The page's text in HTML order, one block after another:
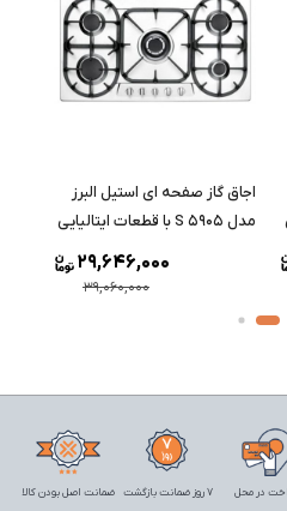
اجاق گاز صفحه ای استیل البرز
مدل S 5905 با قطعات ایتالیایی
39,060,000
29,646,000
در محل 7 روز ضمانت بازگشت ضمانت اصل بودن کالا